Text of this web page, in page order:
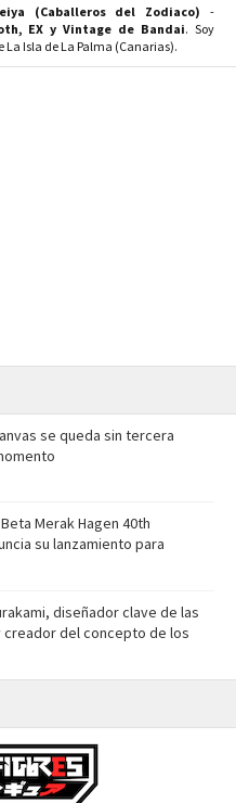
(Caballeros del Zodiaco) -
EX y Vintage de Bandai. Soy
La Isla de La Palma (Canarias).
se queda sin tercera
Merak Hagen 40th
su lanzamiento para
diseñador clave de las
creador del concepto de los